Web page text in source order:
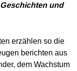
und
erzählen so die
berichten aus
dem Wachstum